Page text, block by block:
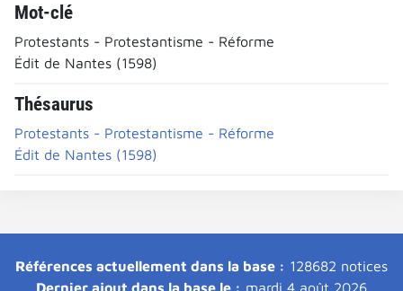
Mot-clé
Protestants - Protestantisme - Réforme
Édit de Nantes (1598)
Thésaurus
Protestants - Protestantisme - Réforme
Édit de Nantes (1598)
Références actuellement dans la base : 128682 notices
Dernier ajout dans la base le : mardi 4 août 2026